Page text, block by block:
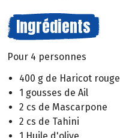
Ingrédients
Pour 4 personnes
400 g de Haricot rouge
1 gousses de Ail
2 cs de Mascarpone
2 cs de Tahini